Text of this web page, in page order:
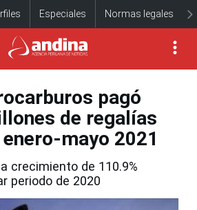
Especiales Normas legales
pagó
de regalías
mayo 2021
crecimiento de 110.9%
periodo de 2020